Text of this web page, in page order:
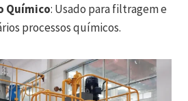
Químico: Usado para filtragem e
processos químicos.